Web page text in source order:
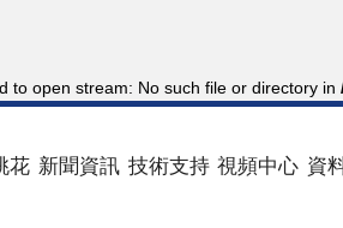
to open stream: No such file or directory in
花 新聞資訊 技術支持 視頻中心 資